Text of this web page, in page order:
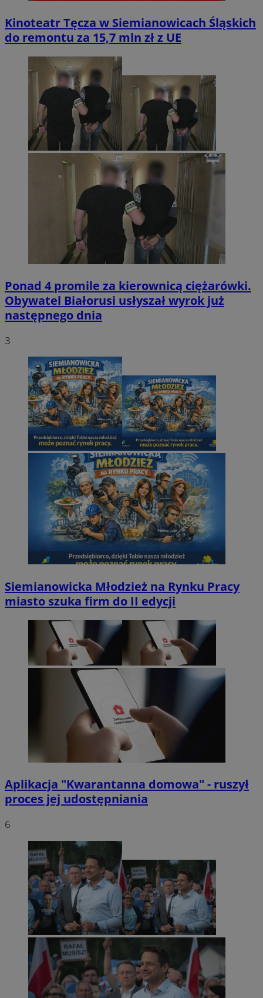
Kinoteatr Tęcza w Siemianowicach Śląskich
do remontu za 15,7 mln zł z UE
Ponad 4 promile za kierownicą ciężarówki.
Obywatel Białorusi usłyszał wyrok już
następnego dnia
3
Siemianowicka Młodzież na Rynku Pracy
miasto szuka firm do II edycji
Aplikacja "Kwarantanna domowa" - ruszył
proces jej udostępniania
6